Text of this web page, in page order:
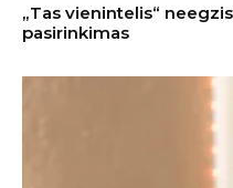
„Tas vienintelis“
pasirinkimas